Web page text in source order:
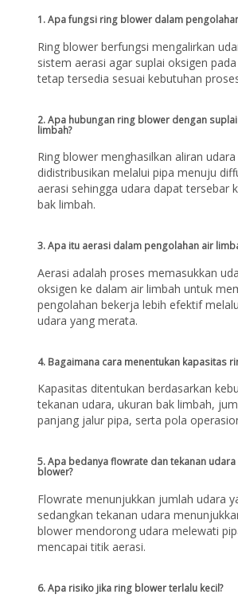
1. Apa fungsi ring blower dalam
Ring blower berfungsi mengalirkan
sistem aerasi agar suplai oksigen
tetap tersedia sesuai kebutuhan
2. Apa hubungan ring blower dengan
limbah?
Ring blower menghasilkan aliran
didistribusikan melalui pipa menuju
aerasi sehingga udara dapat tersebar
bak limbah.
3. Apa itu aerasi dalam pengolahan air
Aerasi adalah proses memasukkan
oksigen ke dalam air limbah untuk
pengolahan bekerja lebih efektif
udara yang merata.
4. Bagaimana cara menentukan kapasitas
Kapasitas ditentukan berdasarkan
tekanan udara, ukuran bak limbah,
panjang jalur pipa, serta pola
5. Apa bedanya flowrate dan tekanan
blower?
Flowrate menunjukkan jumlah udara
sedangkan tekanan udara
blower mendorong udara melewati
mencapai titik aerasi.
6. Apa risiko jika ring blower terlalu kecil?